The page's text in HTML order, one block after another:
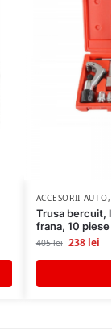
ACCESORII AUTO
Trusa bercuit,
frana, 10 piese
405lei 238 lei